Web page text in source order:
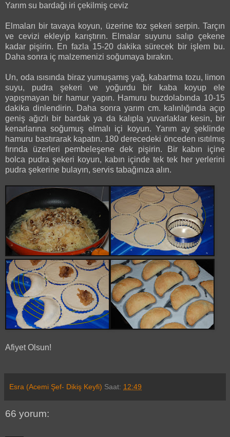
Yarım su bardağı iri çekilmiş ceviz
Elmaları bir tavaya koyun, üzerine toz şekeri serpin. Tarçın
ve cevizi ekleyip karıştırın. Elmalar suyunu salıp çekene
kadar pişirin. En fazla 15-20 dakika sürecek bir işlem bu.
Daha sonra iç malzemenizi soğumaya bırakın.
Un, oda ısısında biraz yumuşamış yağ, kabartma tozu, limon
suyu, pudra şekeri ve yoğurdu bir kaba koyup ele
yapışmayan bir hamur yapın. Hamuru buzdolabında 10-15
dakika dinlendirin. Daha sonra yarım cm. kalınlığında açıp
geniş ağızlı bir bardak ya da kalıpla yuvarlaklar kesin, bir
kenarlarına soğumuş elmalı içi koyun. Yarım ay şeklinde
hamuru bastırarak kapatın. 180 derecedeki önceden ısıtılmış
fırında üzerleri pembeleşene dek pişirin. Bir kabın içine
bolca pudra şekeri koyun, kabın içinde tek tek her yerlerini
pudra şekerine bulayın, servis tabağınıza alın.
Afiyet Olsun!
Esra (Acemi Şef- Dikiş Keyfi) Saat: 12:49
66 yorum: